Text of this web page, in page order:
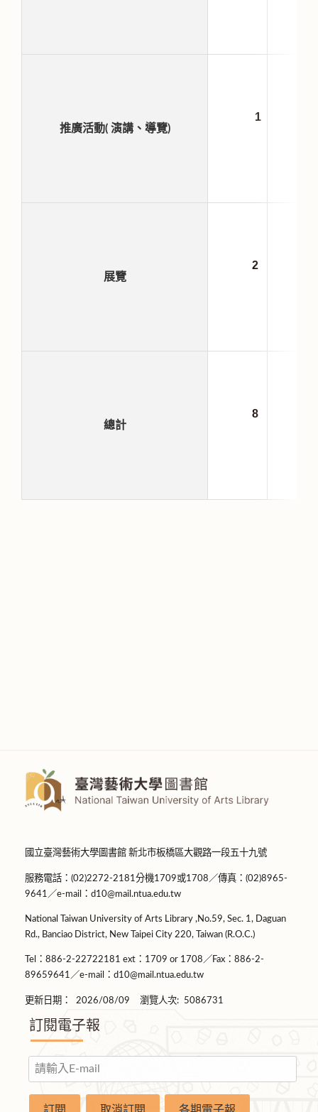
推廣活動( 演講、導覽)
1
展覽
2
總計
8
國立臺灣藝術大學圖書館 新北市板橋區大觀路一段五十九號
服務電話：(02)2272-2181分機1709或1708／傳真：(02)8965-
9641／e-mail：d10@mail.ntua.edu.tw
National Taiwan University of Arts Library ,No.59, Sec. 1, Daguan
Rd., Banciao District, New Taipei City 220, Taiwan (R.O.C.)
Tel：886-2-22722181 ext：1709 or 1708／Fax：886-2-
89659641／e-mail：d10@mail.ntua.edu.tw
更新日期： 2026/08/09 瀏覽人次: 5086731
訂閱電子報